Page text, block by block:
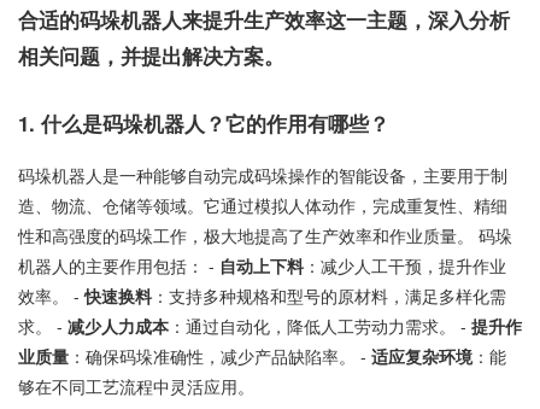
合适的码垛机器人来提升生产效率这一主题，深入分析
相关问题，并提出解决方案。
1. 什么是码垛机器人？它的作用有哪些？
码垛机器人是一种能够自动完成码垛操作的智能设备，主要用于制
造、物流、仓储等领域。它通过模拟人体动作，完成重复性、精细
性和高强度的码垛工作，极大地提高了生产效率和作业质量。 码垛
机器人的主要作用包括： - 自动上下料 ：减少人工干预，提升作业
效率。 -快速换料 ：支持多种规格和型号的原材料，满足多样化需
求。 - 减少人力成本 ：通过自动化，降低人工劳动力需求。 - 提升作
业质量 ：确保码垛准确性，减少产品缺陷率。 - 适应复杂环境 ：能
够在不同工艺流程中灵活应用。